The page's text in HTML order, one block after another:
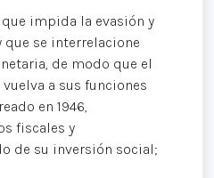
impida la evasión y
se interrelacione
de modo que el
a sus funciones
en 1946,
fiscales y
de su inversión social;